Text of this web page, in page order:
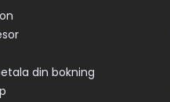
din bokning